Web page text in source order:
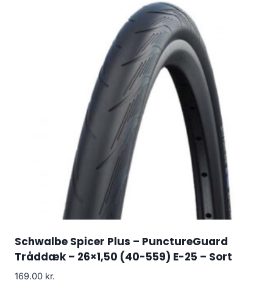
Schwalbe Spicer Plus – PunctureGuard
Tråddæk – 26×1,50 (40-559) E-25 – Sort
169.00 kr.